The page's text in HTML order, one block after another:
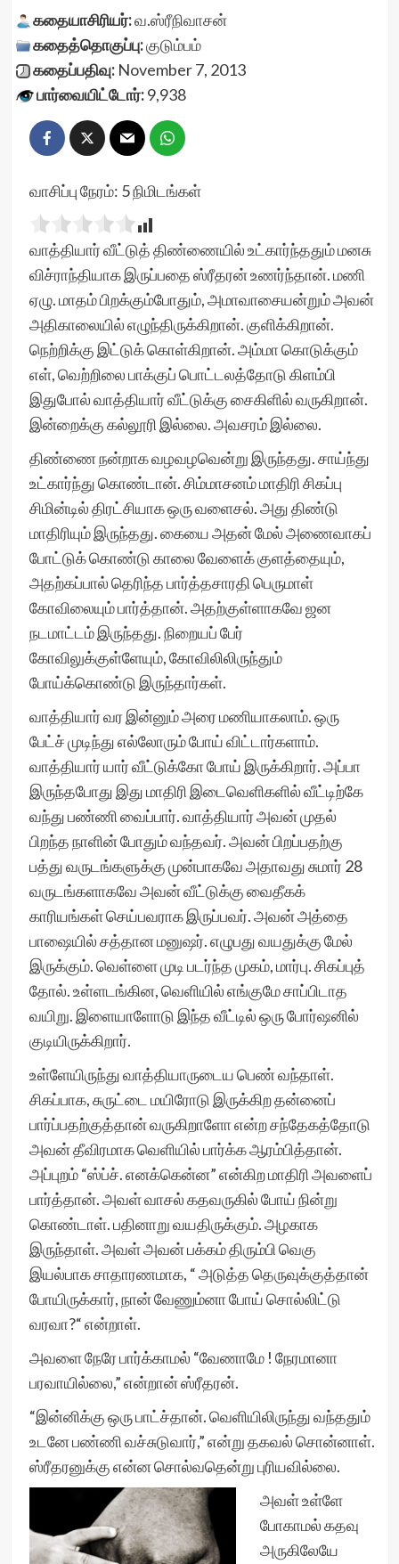
கதையாசிரியர்:வ.ஸ்ரீநிவாசன்
கதைத்தொகுப்பு:குடும்பம்
கதைப்பதிவு:November 7, 2013
பார்வையிட்டோர்:9,938
வாசிப்பு நேரம்: 5நிமிடங்கள்
வாத்தியார் வீட்டுத் திண்ணையில் உட்கார்ந்ததும் மனசு
விச்ராந்தியாக இருப்பதை ஸ்ரீதரன் உணர்ந்தான். மணி
ஏழு. மாதம் பிறக்கும்போதும், அமாவாசையன்றும் அவன்
அதிகாலையில் எழுந்திருக்கிறான். குளிக்கிறான்.
நெற்றிக்கு இட்டுக் கொள்கிறான். அம்மா கொடுக்கும்
எள், வெற்றிலை பாக்குப் பொட்டலத்தோடு கிளம்பி
இதுபோல் வாத்தியார் வீட்டுக்கு சைகிளில் வருகிறான்.
இன்றைக்கு கல்லூரி இல்லை. அவசரம் இல்லை.
திண்ணை நன்றாக வழவழவென்று இருந்தது. சாய்ந்து
உட்கார்ந்து கொண்டான். சிம்மாசனம் மாதிரி சிகப்பு
சிமின்டில் திரட்சியாக ஒரு வளைசல். அது திண்டு
மாதிரியும் இருந்தது. கையை அதன் மேல் அணைவாகப்
போட்டுக் கொண்டு காலை வேளைக் குளத்தையும்,
அதற்கப்பால் தெரிந்த பார்த்தசாரதி பெருமாள்
கோவிலையும் பார்த்தான். அதற்குள்ளாகவே ஜன
நடமாட்டம் இருந்தது. நிறையப் பேர்
கோவிலுக்குள்ளேயும், கோவிலிலிருந்தும்
போய்க்கொண்டு இருந்தார்கள்.
வாத்தியார் வர இன்னும் அரை மணியாகலாம். ஒரு
பேட்ச் முடிந்து எல்லோரும் போய் விட்டார்களாம்.
வாத்தியார் யார் வீட்டுக்கோ போய் இருக்கிறார். அப்பா
இருந்தபோது இது மாதிரி இடைவெளிகளில் வீட்டிற்கே
வந்து பண்ணி வைப்பார். வாத்தியார் அவன் முதல்
பிறந்த நாளின் போதும் வந்தவர். அவன் பிறப்பதற்கு
பத்து வருடங்களுக்கு முன்பாகவே அதாவது சுமார் 28
வருடங்களாகவே அவன் வீட்டுக்கு வைதீகக்
காரியங்கள் செய்பவராக இருப்பவர். அவன் அத்தை
பாஷையில் சத்தான மனுஷர். எழுபது வயதுக்கு மேல்
இருக்கும். வெள்ளை முடி படர்ந்த முகம், மார்பு. சிகப்புத்
தோல். உள்ளடங்கின, வெளியில் எங்குமே சாப்பிடாத
வயிறு. இளையாளோடு இந்த வீட்டில் ஒரு போர்ஷனில்
குடியிருக்கிறார்.
உள்ளேயிருந்து வாத்தியாருடைய பெண் வந்தாள்.
சிகப்பாக, சுருட்டை மயிரோடு இருக்கிற தன்னைப்
பார்ப்பதற்குத்தான் வருகிறாளோ என்ற சந்தேகத்தோடு
அவன் தீவிரமாக வெளியில் பார்க்க ஆரம்பித்தான்.
அப்புறம் “ஸ்ப்ச். எனக்கென்ன” என்கிற மாதிரி அவளைப்
பார்த்தான். அவள் வாசல் கதவருகில் போய் நின்று
கொண்டாள். பதினாறு வயதிருக்கும். அழகாக
இருந்தாள். அவள் அவன் பக்கம் திரும்பி வெகு
இயல்பாக சாதாரணமாக, “ அடுத்த தெருவுக்குத்தான்
போயிருக்கார், நான் வேணும்னா போய் சொல்லிட்டு
வரவா?“ என்றாள்.
அவளை நேரே பார்க்காமல் “வேணாமே ! நேரமானா
பரவாயில்லை,” என்றான் ஸ்ரீதரன்.
“இன்னிக்கு ஒரு பாட்ச்தான். வெளியிலிருந்து வந்ததும்
உடனே பண்ணி வச்சுடுவார்,” என்று தகவல் சொன்னாள்.
ஸ்ரீதரனுக்கு என்ன சொல்வதென்று புரியவில்லை.
அவள் உள்ளே
போகாமல் கதவு
அருகிலேயே